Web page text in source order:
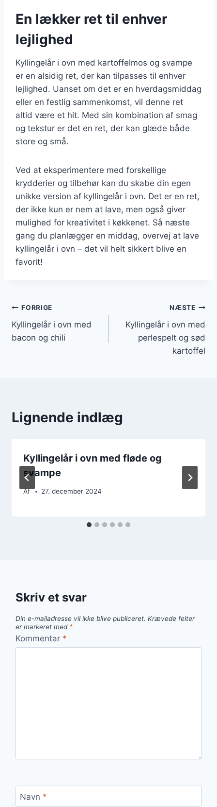
En lækker ret til enhver
lejlighed
Kyllingelår i ovn med kartoffelmos og svampe
er en alsidig ret, der kan tilpasses til enhver
lejlighed. Uanset om det er en hverdagsmiddag
eller en festlig sammenkomst, vil denne ret
altid være et hit. Med sin kombination af smag
og tekstur er det en ret, der kan glæde både
store og små.
Ved at eksperimentere med forskellige
krydderier og tilbehør kan du skabe din egen
unikke version af kyllingelår i ovn. Det er en ret,
der ikke kun er nem at lave, men også giver
mulighed for kreativitet i køkkenet. Så næste
gang du planlægger en middag, overvej at lave
kyllingelår i ovn – det vil helt sikkert blive en
favorit!
Indlægsnavigation
FORRIGE
Kyllingelår i ovn med
bacon og chili
NÆSTE
Kyllingelår i ovn med
perlespelt og sød
kartoffel
Lignende indlæg
Kyllingelår i ovn med fløde og
svampe
Af 27. december 2024
Skriv et svar
Din e-mailadresse vil ikke blive publiceret. Krævede felter
er markeret med *
Kommentar *
Navn *